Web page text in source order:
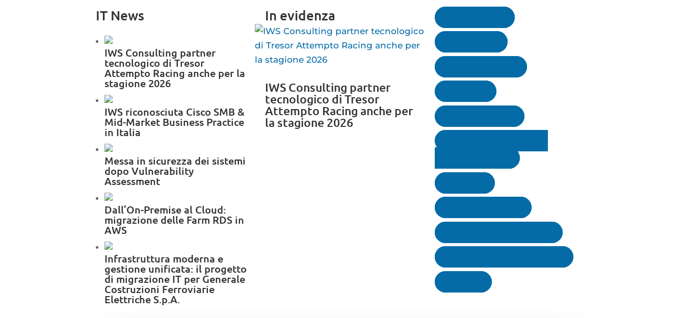
IT News
IWS Consulting partner
tecnologico di Tresor
Attempto Racing anche per la
stagione 2026
IWS riconosciuta Cisco SMB &
Mid-Market Business Practice
in Italia
Messa in sicurezza dei sistemi
dopo Vulnerability
Assessment
Dall’On-Premise al Cloud:
migrazione delle Farm RDS in
AWS
Infrastruttura moderna e
gestione unificata: il progetto
di migrazione IT per Generale
Costruzioni Ferroviarie
Elettriche S.p.A.
In evidenza
IWS Consulting partner
tecnologico di Tresor
Attempto Racing anche per
la stagione 2026